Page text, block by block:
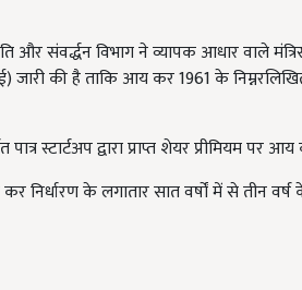
और संवर्द्धन विभाग ने व्यापक आधार वाले
की है ताकि आय कर 1961 के
स्टार्टअप द्वारा प्राप्त शेयर प्रीमियम
के लगातार सात वर्षों में से तीन वर्ष